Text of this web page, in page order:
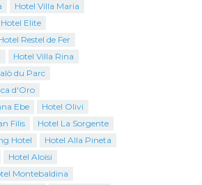
Hotel Villa Maria
Hotel Elite
Restel de Fer
Hotel Villa Rina
du Parc
d'Oro
Ebe
Hotel Olivi
Filis
Hotel La Sorgente
Hotel
Hotel Alla Pineta
Hotel Aloisi
Montebaldina